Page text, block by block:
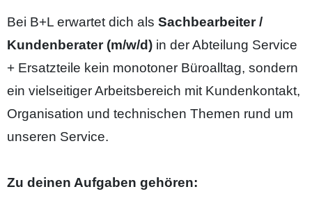
Bei B+L erwartet dich als Sachbearbeiter /
Kundenberater (m/w/d) in der Abteilung Service
+ Ersatzteile kein monotoner Büroalltag, sondern
ein vielseitiger Arbeitsbereich mit Kundenkontakt,
Organisation und technischen Themen rund um
unseren Service.
Zu deinen Aufgaben gehören: